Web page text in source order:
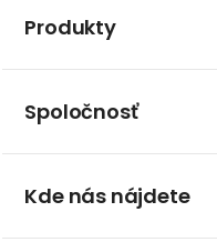
Produkty
Spoločnosť
Kde nás nájdete